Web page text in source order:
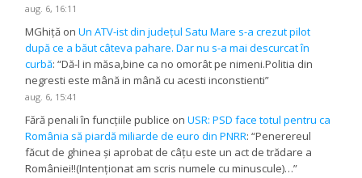
aug. 6, 16:11
MGhiță onUn ATV-ist din județul Satu Mare s-a crezut pilot
după ce a băut câteva pahare. Dar nu s-a mai descurcat în
curbă: “Dă-l in măsa,bine ca no omorât pe nimeni.Politia din
negresti este mână in mână cu acesti inconstienti”
aug. 6, 15:41
Fără penali în funcțiile publice onUSR: PSD face totul pentru ca
România să piardă miliarde de euro din PNRR: “Penerereul
făcut de ghinea și aprobat de câțu este un act de trădare a
României!!(Intenționat am scris numele cu minuscule)…”